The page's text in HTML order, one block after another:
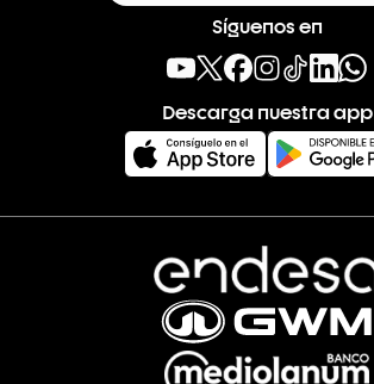
Síguenos en
Descarga nuestra app